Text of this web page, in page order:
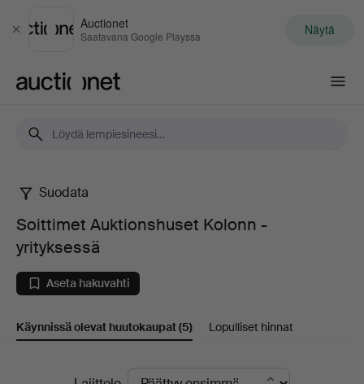
Sulje
Auctionet
Saatavana Google Playssa Näytä
Soittimet
Auktionshuset
Kolonn
Suodata
Soittimet Auktionshuset Kolonn -
yrityksessä
Aseta hakuvahti
Käynnissä olevat huutokaupat(5) Lopulliset hinnat